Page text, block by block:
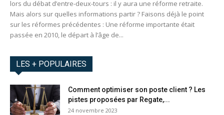
lors du débat d’entre-deux-tours : il y aura une réforme retraite.
Mais alors sur quelles informations partir ? Faisons déjà le point
sur les réformes précédentes : Une réforme importante était
passée en 2010, le départ à l’âge de...
LES + POPULAIRES
Comment optimiser son poste client ? Les
pistes proposées par Regate,...
24 novembre 2023